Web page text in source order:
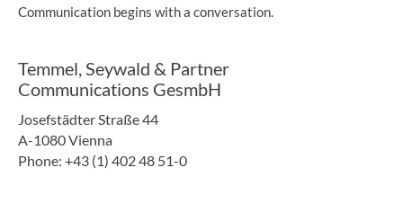
Communication begins with a conversation.
Temmel, Seywald & Partner
Communications GesmbH
Josefstädter Straße 44
A-1080 Vienna
Phone: +43 (1) 402 48 51-0